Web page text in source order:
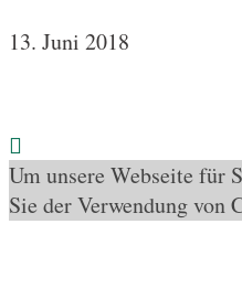
13. Juni 2018
Um unsere Webseite für
Sie der Verwendung von